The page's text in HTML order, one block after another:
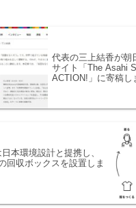
代表の三上結香が朝
サイト「The Asahi
ACTION!」に寄稿し
本環境設計と提携し、
回収ボックスを設置しま